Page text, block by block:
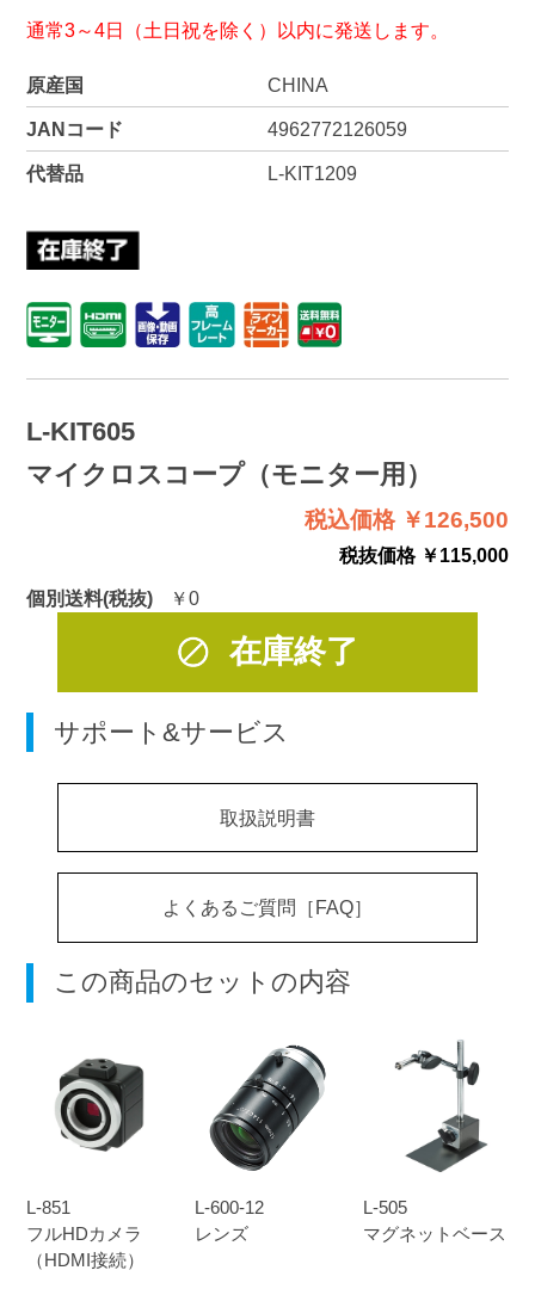
通常3～4日（土日祝を除く）以内に発送します。
原産国 CHINA
JANコード 4962772126059
代替品 L-KIT1209
L-KIT605
マイクロスコープ（モニター用）
税込価格 ￥126,500
税抜価格 ￥115,000
個別送料(税抜)
￥0
在庫終了
サポート&サービス
取扱説明書
よくあるご質問［FAQ］
この商品のセットの内容
L-851
フルHDカメラ
（HDMI接続）
L-600-12
レンズ
L-505
マグネットベース